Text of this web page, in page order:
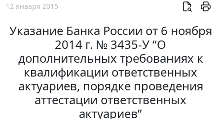
12 января 2015
Указание Банка России от 6 ноября
2014 г. № 3435-У “О
дополнительных требованиях к
квалификации ответственных
актуариев, порядке проведения
аттестации ответственных
актуариев”